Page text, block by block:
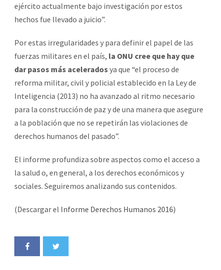
ejército actualmente bajo investigación por estos
hechos fue llevado a juicio”.
Por estas irregularidades y para definir el papel de las
fuerzas militares en el país, la ONU cree que hay que
dar pasos más acelerados ya que “el proceso de
reforma militar, civil y policial establecido en la Ley de
Inteligencia (2013) no ha avanzado al ritmo necesario
para la construcción de paz y de una manera que asegure
a la población que no se repetirán las violaciones de
derechos humanos del pasado”.
El informe profundiza sobre aspectos como el acceso a
la salud o, en general, a los derechos económicos y
sociales. Seguiremos analizando sus contenidos.
(Descargar el Informe Derechos Humanos 2016)